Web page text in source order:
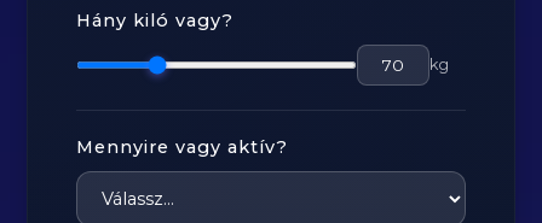
Hány kiló vagy?
kg
Mennyire vagy aktív?